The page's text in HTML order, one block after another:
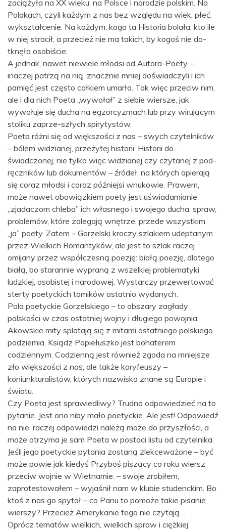
zaciążyła na XX wieku: na Polsce i narodzie polskim. Na
Polakach, czyli każdym z nas bez względu na wiek, płeć,
wykształcenie. Na każdym, kogo ta Historia bolała, kto ile
w niej stracił, a przecież nie ma takich, by kogoś nie do-
tknęła osobiście.
A jednak, nawet niewiele młodsi od Autora-Poety –
inaczej patrzą na nią, znacznie mniej doświadczyli i ich
pamięć jest często całkiem umarła. Tak więc przeciw nim,
ale i dla nich Poeta „wywołał” z siebie wiersze, jak
wywołuje się ducha na egzorcyzmach lub przy wirującym
stoliku zaprze-szłych spirytystów.
Poeta różni się od większości z nas – swych czytelników
– bólem widzianej, przeżytej historii. Historii do-
świadczonej, nie tylko więc widzianej czy czytanej z pod-
ręczników lub dokumentów – źródeł, na których opierają
się coraz młodsi i coraz późniejsi wnukowie. Prawem,
może nawet obowiązkiem poety jest uświadamianie
„zjadaczom chleba” ich własnego i swojego ducha, spraw,
problemów, które zalegają wnętrze, przede wszystkim
„ja” poety. Zatem – Gorzelski kroczy szlakiem udeptanym
przez Wielkich Romantyków, ale jest to szlak raczej
omijany przez współczesną poezję: białą poezję, dlatego
białą, bo starannie wypraną z wszelkiej problematyki
ludzkiej, osobistej i narodowej. Wystarczy przewertować
sterty poetyckich tomików ostatnio wydanych.
Pola poetyckie Gorzelskiego – to obszary zagłady
polskości w czas ostatniej wojny i długiego powojnia.
Akowskie mity splatają się z mitami ostatniego polskiego
podziemia. Ksiądz Popiełuszko jest bohaterem
codziennym. Codzienną jest również zgoda na mniejsze
zło większości z nas, ale także koryfeuszy –
koniunkturalistów, których nazwiska znane są Europie i
światu.
Czy Poeta jest sprawiedliwy? Trudno odpowiedzieć na to
pytanie. Jest ono niby mało poetyckie. Ale jest! Odpowiedź
na nie, raczej odpowiedzi należą może do przyszłości, a
może otrzyma je sam Poeta w postaci listu od czytelnika.
Jeśli jego poetyckie pytania zostaną zlekceważone – być
może powie jak kiedyś Przyboś piszący co roku wiersz
przeciw wojnie w Wietnamie: – swoje zrobiłem,
zaprotestowałem – wyjaśnił nam w klubie studenckim. Bo
ktoś z nas go spytał – co Panu to pomoże takie pisanie
wierszy? Przecież Amerykanie tego nie czytają…
Oprócz tematów wielkich, wielkich spraw i ciężkiej